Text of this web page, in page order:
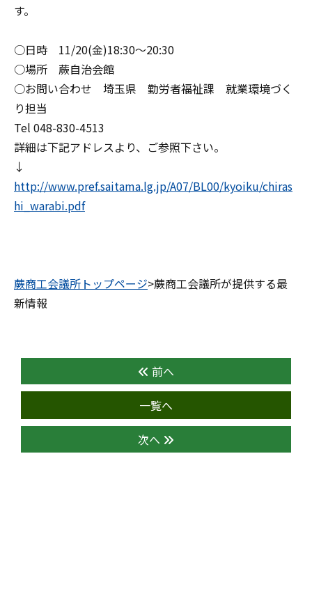
す。
○日時 11/20(金)18:30～20:30
○場所 蕨自治会館
○お問い合わせ 埼玉県 勤労者福祉課 就業環境づく
り担当
Tel 048-830-4513
詳細は下記アドレスより、ご参照下さい。
↓
http://www.pref.saitama.lg.jp/A07/BL00/kyoiku/chiras
hi_warabi.pdf
蕨商工会議所トップページ>蕨商工会議所が提供する最
新情報
前へ
一覧へ
次へ